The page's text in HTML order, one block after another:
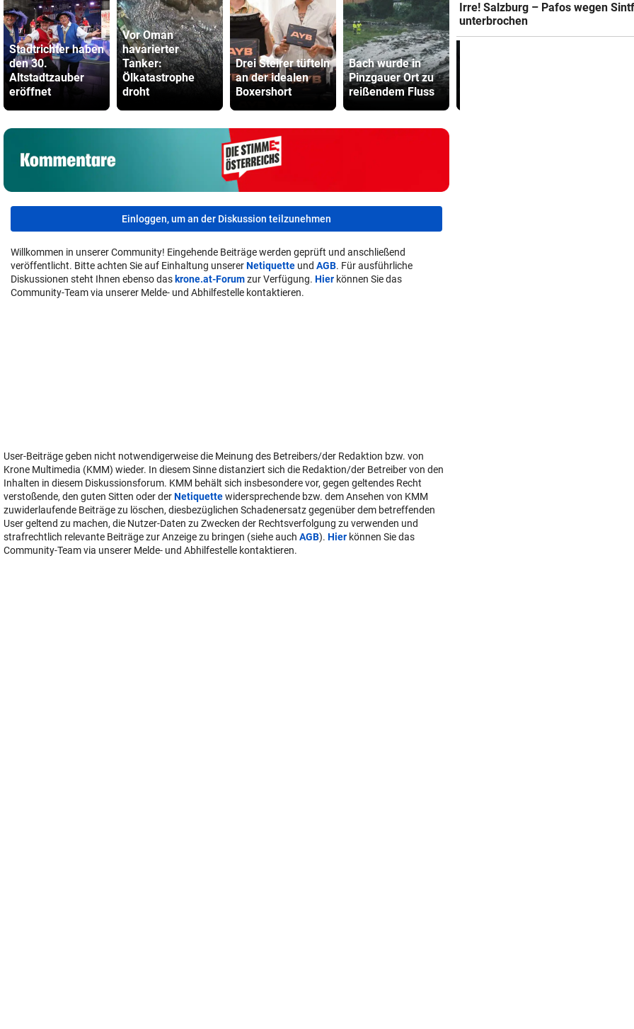
Stadtrichter haben
den 30.
Altstadtzauber
eröffnet
Vor Oman
havarierter
Tanker:
Ölkatastrophe
droht
Drei Steirer tüfteln
an der idealen
Boxershort
Bach wurde in
Pinzgauer Ort zu
reißendem Fluss
Einloggen, um an der Diskussion teilzunehmen
Willkommen in unserer Community! Eingehende Beiträge werden geprüft und anschließend
veröffentlicht. Bitte achten Sie auf Einhaltung unsererNetiquette und AGB. Für ausführliche
Diskussionen steht Ihnen ebenso das krone.at-Forumzur Verfügung. Hier können Sie das
Community-Team via unserer Melde- und Abhilfestelle kontaktieren.
User-Beiträge geben nicht notwendigerweise die Meinung des Betreibers/der Redaktion bzw. von
Krone Multimedia (KMM) wieder. In diesem Sinne distanziert sich die Redaktion/der Betreiber von den
Inhalten in diesem Diskussionsforum. KMM behält sich insbesondere vor, gegen geltendes Recht
verstoßende, den guten Sitten oder derNetiquettewidersprechende bzw. dem Ansehen von KMM
zuwiderlaufende Beiträge zu löschen, diesbezüglichen Schadenersatz gegenüber dem betreffenden
User geltend zu machen, die Nutzer-Daten zu Zwecken der Rechtsverfolgung zu verwenden und
strafrechtlich relevante Beiträge zur Anzeige zu bringen (siehe auch AGB). Hier können Sie das
Community-Team via unserer Melde- und Abhilfestelle kontaktieren.
Irre! Salzburg – Pafos wegen
unterbrochen